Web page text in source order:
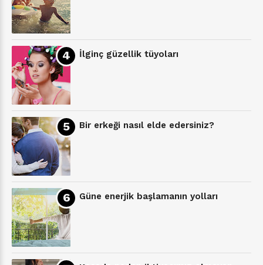
İlginç güzellik tüyoları
Bir erkeği nasıl elde edersiniz?
Güne enerjik başlamanın yolları